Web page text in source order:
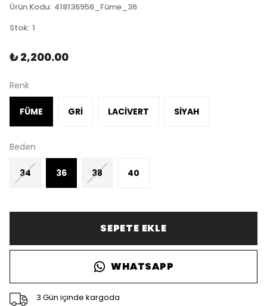
Ürün Kodu: 418136956_Füme_36
Stok: 1
₺ 2,200.00
Renk
FÜME GRİ LACİVERT SİYAH
Beden
34 36 38 40
SEPETE EKLE
WHATSAPP
3 Gün içinde kargoda